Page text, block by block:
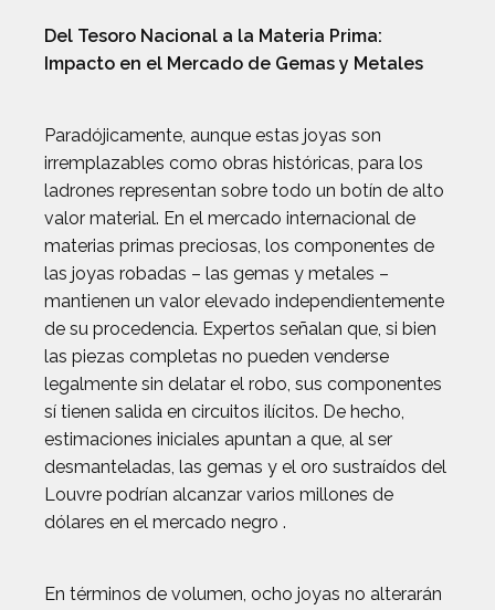
Del Tesoro Nacional a la Materia Prima:
Impacto en el Mercado de Gemas y Metales
Paradójicamente, aunque estas joyas son
irremplazables como obras históricas, para los
ladrones representan sobre todo un botín de alto
valor material. En el mercado internacional de
materias primas preciosas, los componentes de
las joyas robadas – las gemas y metales –
mantienen un valor elevado independientemente
de su procedencia. Expertos señalan que, si bien
las piezas completas no pueden venderse
legalmente sin delatar el robo, sus componentes
sí tienen salida en circuitos ilícitos. De hecho,
estimaciones iniciales apuntan a que, al ser
desmanteladas, las gemas y el oro sustraídos del
Louvre podrían alcanzar varios millones de
dólares en el mercado negro .
En términos de volumen, ocho joyas no alterarán